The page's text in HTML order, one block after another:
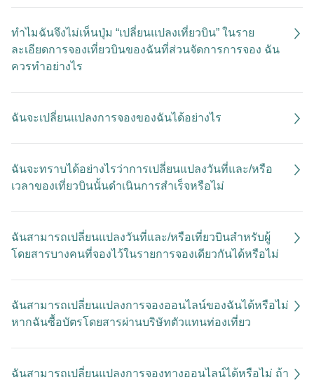
ทำไมฉันจึงไม่เห็นปุ่ม “เปลี่ยนแปลงเที่ยวบิน” ในราย
ละเอียดการจองเที่ยวบินของฉันที่ส่วนจัดการการจอง ฉัน
ควรทำอย่างไร
ฉันจะเปลี่ยนแปลงการจองของฉันได้อย่างไร
ฉันจะทราบได้อย่างไรว่าการเปลี่ยนแปลงวันที่และ/หรือ
เวลาของเที่ยวบินนั้นดำเนินการสำเร็จหรือไม่
ฉันสามารถเปลี่ยนแปลงวันที่และ/หรือเที่ยวบินสำหรับผู้
โดยสารบางคนที่จองไว้ในรายการจองเดียวกันได้หรือไม่
ฉันสามารถเปลี่ยนแปลงการจองออนไลน์ของฉันได้หรือไม่
หากฉันซื้อบัตรโดยสารผ่านบริษัทตัวแทนท่องเที่ยว
ฉันสามารถเปลี่ยนแปลงการจองทางออนไลน์ได้หรือไม่ ถ้า